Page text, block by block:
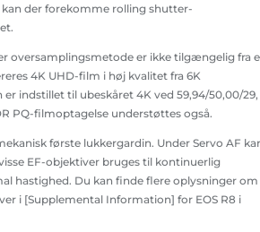
der forekomme rolling shutter-
oversamplingsmetode er ikke tilgængelig fra
4K UHD-film i høj kvalitet fra 6K
indstillet til ubeskåret 4K ved 59,94/50,00/29,
PQ-filmoptagelse understøttes også.
første lukkergardin. Under Servo AF
EF-objektiver bruges til kontinuerlig
hastighed. Du kan finde flere oplysninger om
i [Supplemental Information] for EOS R8 i